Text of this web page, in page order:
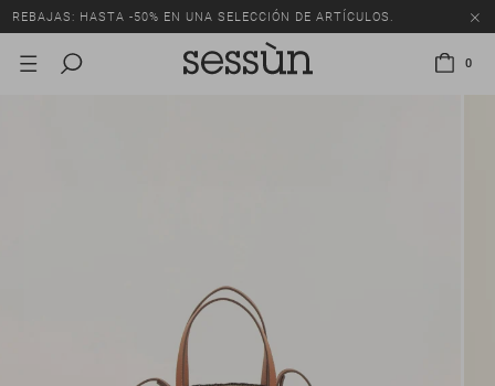
REBAJAS: HASTA -50% EN UNA SELECCIÓN DE ARTÍCULOS.
0